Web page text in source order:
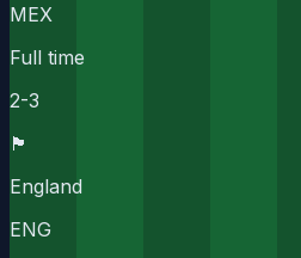
MEX
Full time
2-3
🏴󠁧󠁢󠁥󠁮󠁧󠁿
England
ENG